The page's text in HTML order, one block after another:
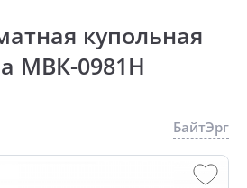
купольная
МВК-0981Н
БайтЭрг